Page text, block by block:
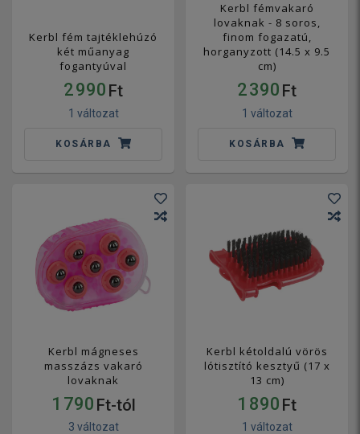
Kerbl fém tajtéklehúzó
két műanyag
fogantyúval
2 990 Ft
1 változat
KOSÁRBA
Kerbl fémvakaró
lovaknak - 8 soros,
finom fogazatú,
horganyzott (14.5 x 9.5
cm)
2 390 Ft
1 változat
KOSÁRBA
Kerbl mágneses
masszázs vakaró
lovaknak
1 790 Ft-tól
3 változat
Kerbl kétoldalú vörös
lótisztító kesztyű (17 x
13 cm)
1 890 Ft
1 változat